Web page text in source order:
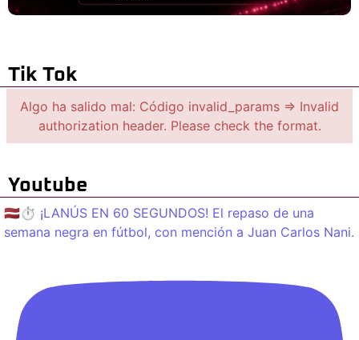
Tik Tok
Algo ha salido mal: Código invalid_params => Invalid
authorization header. Please check the format.
Youtube
🇱🇻⏱️ ¡LANÚS EN 60 SEGUNDOS! El repaso de una
semana negra en fútbol, con mención a Juan Carlos Nani.